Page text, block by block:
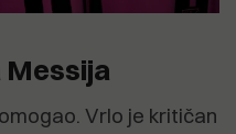
Messija
Vrlo je kritičan